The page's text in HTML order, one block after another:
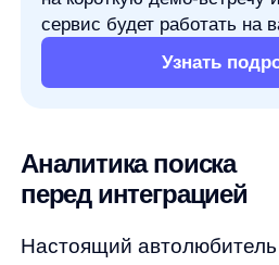
Настоящий автолюбитель
масло залить в свою машину,
запчасти, что такое фаркоп и
а приобрести определенный
равно нужно, магазин-сервис
и команда AnyQuery спешит
Теперь поиск товаров для